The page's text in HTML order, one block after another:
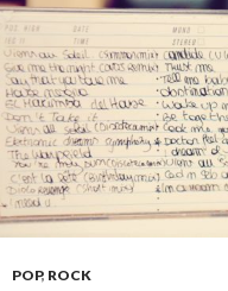
POP, ROCK